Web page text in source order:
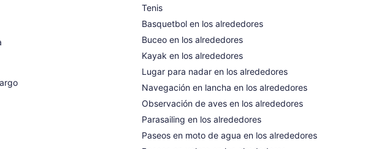
Tenis
Basquetbol en los alrededores
Buceo en los alrededores
Kayak en los alrededores
Lugar para nadar en los alrededores
Navegación en lancha en los alrededores
Observación de aves en los alrededores
Parasailing en los alrededores
Paseos en moto de agua en los alrededores